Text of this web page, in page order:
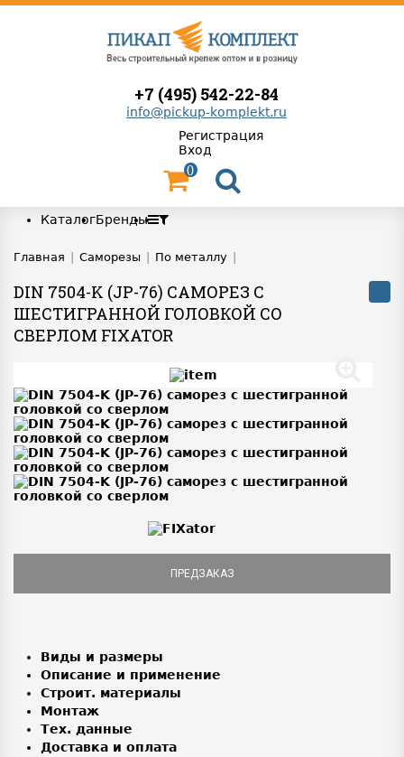
+7 (495) 542-22-84
info@pickup-komplekt.ru
Регистрация
Вход
0
КаталогБренды
Главная Саморезы По металлу
DIN 7504-K (JP-76) САМОРЕЗ С
ШЕСТИГРАННОЙ ГОЛОВКОЙ СО
СВЕРЛОМ FIXATOR
ПРЕДЗАКАЗ
Виды и размеры
Описание и применение
Строит. материалы
Монтаж
Тех. данные
Доставка и оплата